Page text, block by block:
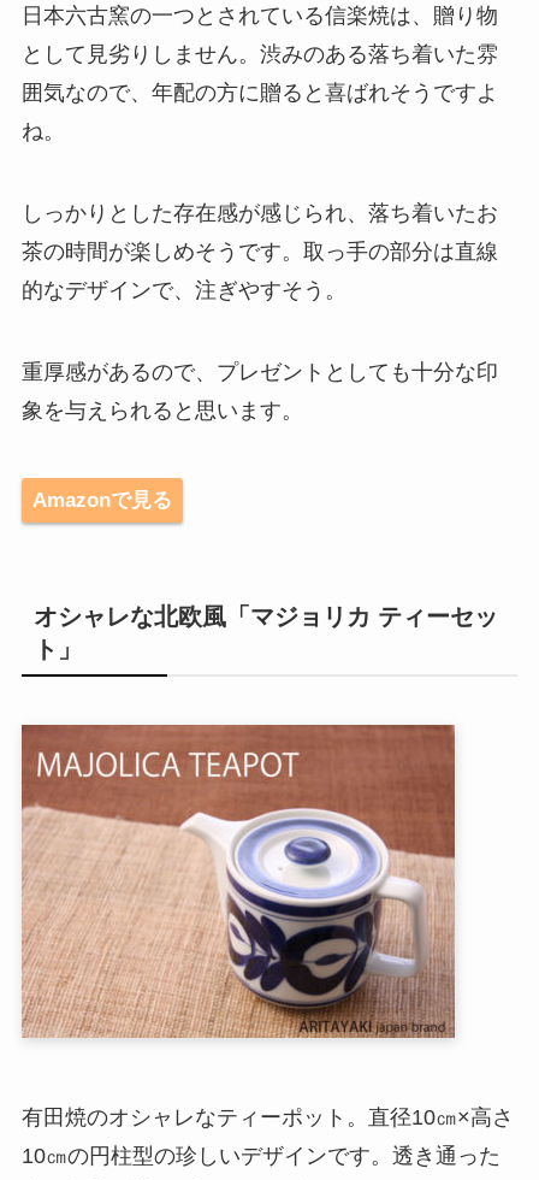
日本六古窯の一つとされている信楽焼は、贈り物
として見劣りしません。渋みのある落ち着いた雰
囲気なので、年配の方に贈ると喜ばれそうですよ
ね。
しっかりとした存在感が感じられ、落ち着いたお
茶の時間が楽しめそうです。取っ手の部分は直線
的なデザインで、注ぎやすそう。
重厚感があるので、プレゼントとしても十分な印
象を与えられると思います。
Amazonで見る
オシャレな北欧風「マジョリカ ティーセッ
ト」
有田焼のオシャレなティーポット。直径10㎝×高さ
10㎝の円柱型の珍しいデザインです。透き通った